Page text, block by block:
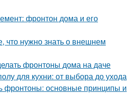
фронтон дома и его
что нужно знать о внешнем
фронтоны дома на даче
для кухни: от выбора до ухода
фронтоны: основные принципы и